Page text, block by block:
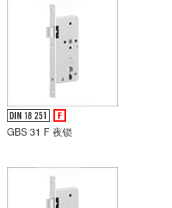
GBS 31 F 夜锁